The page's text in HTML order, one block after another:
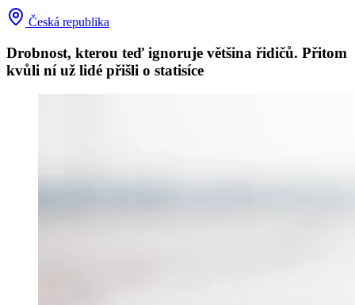
Česká republika
Drobnost, kterou teď ignoruje většina řidičů. Přitom
kvůli ní už lidé přišli o statisíce